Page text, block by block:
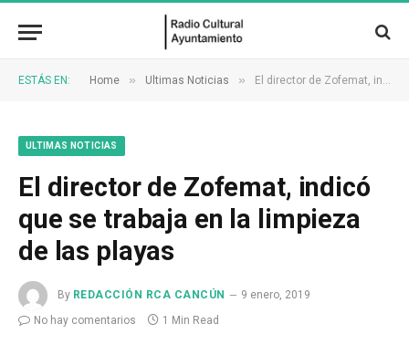
ESTÁS EN: Home » Ultimas Noticias » El director de Zofemat, indicó que se trabaja en la limpieza de las playas
ULTIMAS NOTICIAS
El director de Zofemat, indicó
que se trabaja en la limpieza
de las playas
By REDACCIÓN RCA CANCÚN
9 enero, 2019
No hay comentarios
1 Min Read